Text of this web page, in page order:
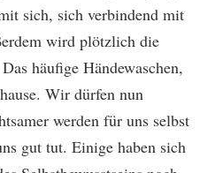
sich, sich verbindend mit
wird plötzlich die
häufige Händewaschen,
Wir dürfen nun
werden für uns selbst
gut tut. Einige haben sich